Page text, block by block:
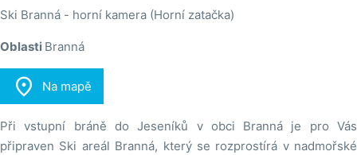
Ski Branná - horní kamera (Horní zatačka)
Oblasti Branná
 Na mapě
Při vstupní bráně do Jeseníků v obci Branná je pro Vás
připraven Ski areál Branná, který se rozprostírá v nadmořské